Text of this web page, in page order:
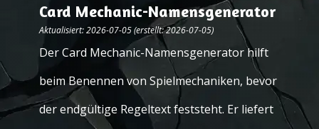
Card Mechanic-Namensgenerator
Aktualisiert: 2026-07-05 (erstellt: 2026-07-05)
Der Card Mechanic-Namensgenerator hilft
beim Benennen von Spielmechaniken, bevor
der endgültige Regeltext feststeht. Er liefert